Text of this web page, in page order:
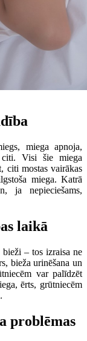
miega apnoja,
citi. Visi šie miega
citi mostas vairākas
miega. Katrā
ja nepieciešams,
laikā
– tos izraisa ne
bieža urinēšana un
var palīdzēt
ērts, grūtniecēm
problēmas